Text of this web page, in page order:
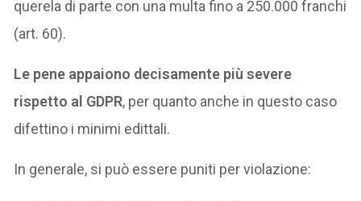
querela di parte con una multa fino a 250.000 franchi
(art. 60).
Le pene appaiono decisamente più severe
rispetto al GDPR, per quanto anche in questo caso
difettino i minimi edittali.
In generale, si può essere puniti per violazione: